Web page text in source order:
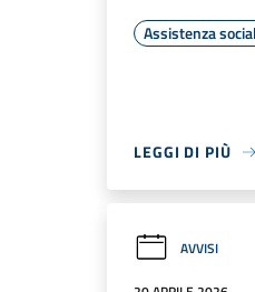
Assistenza
LEGGI DI PIÙ
AVVISI